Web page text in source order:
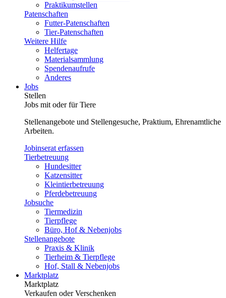
Praktikumstellen
Patenschaften
Futter-Patenschaften
Tier-Patenschaften
Weitere Hilfe
Helfertage
Materialsammlung
Spendenaufrufe
Anderes
Jobs
Stellen
Jobs mit oder für Tiere
Stellenangebote und Stellengesuche, Praktium, Ehrenamtliche
Arbeiten.
Jobinserat erfassen
Tierbetreuung
Hundesitter
Katzensitter
Kleintierbetreuung
Pferdebetreuung
Jobsuche
Tiermedizin
Tierpflege
Büro, Hof & Nebenjobs
Stellenangebote
Praxis & Klinik
Tierheim & Tierpflege
Hof, Stall & Nebenjobs
Marktplatz
Marktplatz
Verkaufen oder Verschenken